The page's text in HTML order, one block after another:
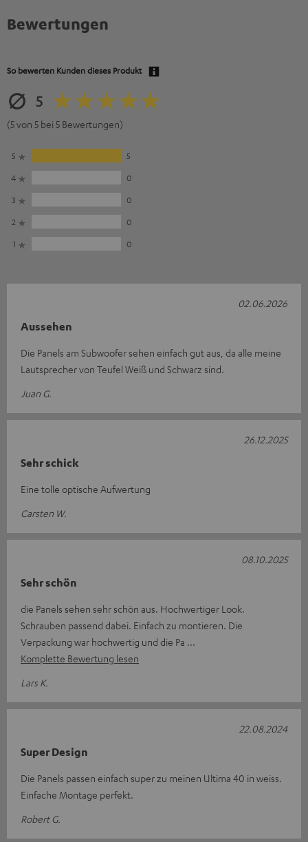
Bewertungen
So bewerten Kunden dieses Produkt
5
(5 von 5 bei 5 Bewertungen)
5
5
4
0
3
0
2
0
1
0
Aussehen
Die Panels am Subwoofer sehen einfach gut aus, da alle meine
Lautsprecher von Teufel Weiß und Schwarz sind.
Juan G.
02.06.2026
Sehr schick
Eine tolle optische Aufwertung
Carsten W.
26.12.2025
Sehr schön
die Panels sehen sehr schön aus. Hochwertiger Look.
Schrauben passend dabei. Einfach zu montieren. Die
Verpackung war hochwertig und die Pa
Komplette Bewertung lesen
Lars K.
08.10.2025
Super Design
Die Panels passen einfach super zu meinen Ultima 40 in weiss.
Einfache Montage perfekt.
Robert G.
22.08.2024